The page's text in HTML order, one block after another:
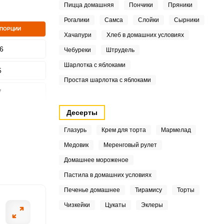
Пицца домашняя Пончики Пряники
Рогалики Самса Слойки Сырники
Хачапури Хлеб в домашних условиях
Чебуреки Штрудель
Шарлотка с яблоками
Простая шарлотка с яблоками
Десерты
Глазурь Крем для торта Мармелад
Медовик Меренговый рулет
Домашнее мороженое
Пастила в домашних условиях
Печенье домашнее Тирамису Торты
Чизкейки Цукаты Эклеры
ШАГ